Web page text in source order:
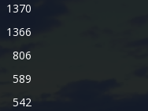
1370
1366
806
589
542